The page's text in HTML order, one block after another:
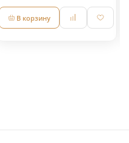
В корзину